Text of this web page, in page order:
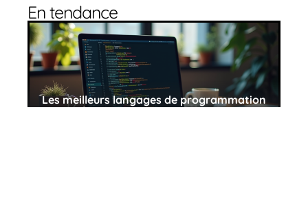
En tendance
Les meilleurs langages de programmation
pour créer un site Web